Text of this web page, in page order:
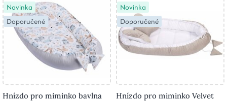
Novinka
Doporučené
Hnízdo pro miminko bavlna
Novinka
Doporučené
Hnízdo pro miminko Velvet